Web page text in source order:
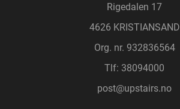
Rigedalen 17
4626 KRISTIANSAND
Org. nr. 932836564
Tlf: 38094000
post@upstairs.no